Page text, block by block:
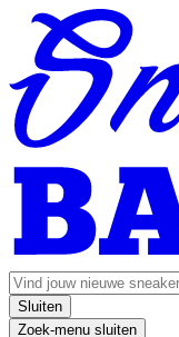
Sluiten
Zoek-menu sluiten